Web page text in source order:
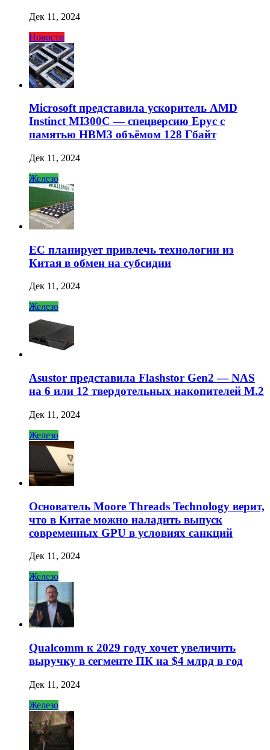
Дек 11, 2024
Новости
Microsoft представила ускоритель AMD
Instinct MI300C — спецверсию Epyc с
памятью HBM3 объёмом 128 Гбайт
Дек 11, 2024
Железо
ЕС планирует привлечь технологии из
Китая в обмен на субсидии
Дек 11, 2024
Железо
Asustor представила Flashstor Gen2 — NAS
на 6 или 12 твердотельных накопителей M.2
Дек 11, 2024
Железо
Основатель Moore Threads Technology верит,
что в Китае можно наладить выпуск
современных GPU в условиях санкций
Дек 11, 2024
Железо
Qualcomm к 2029 году хочет увеличить
выручку в сегменте ПК на $4 млрд в год
Дек 11, 2024
Железо